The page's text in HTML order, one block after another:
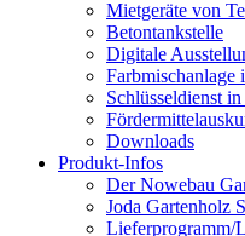
Mietgeräte von
Betontankstelle
Digitale
Farbmischanlage
Schlüsseldienst
Downloads
Produkt-Infos
Der Nowebau
Joda Gartenholz
Lieferprogramm/